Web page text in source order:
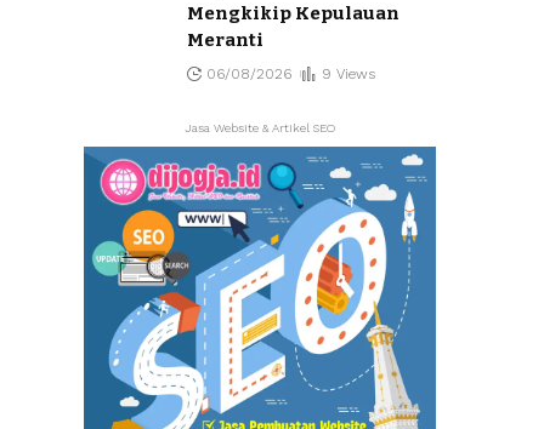
Mengkikip Kepulauan
Meranti
06/08/2026 9 Views
Jasa Website & Artikel SEO